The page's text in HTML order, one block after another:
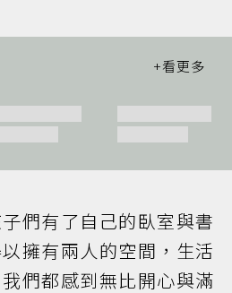
們有了自己的臥室與書
擁有兩人的空間，生活
們都感到無比開心與滿